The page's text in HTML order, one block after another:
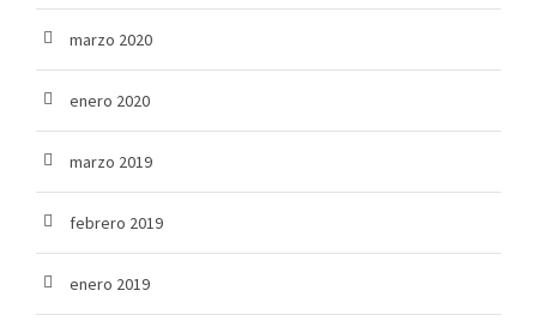
marzo 2020
enero 2020
marzo 2019
febrero 2019
enero 2019